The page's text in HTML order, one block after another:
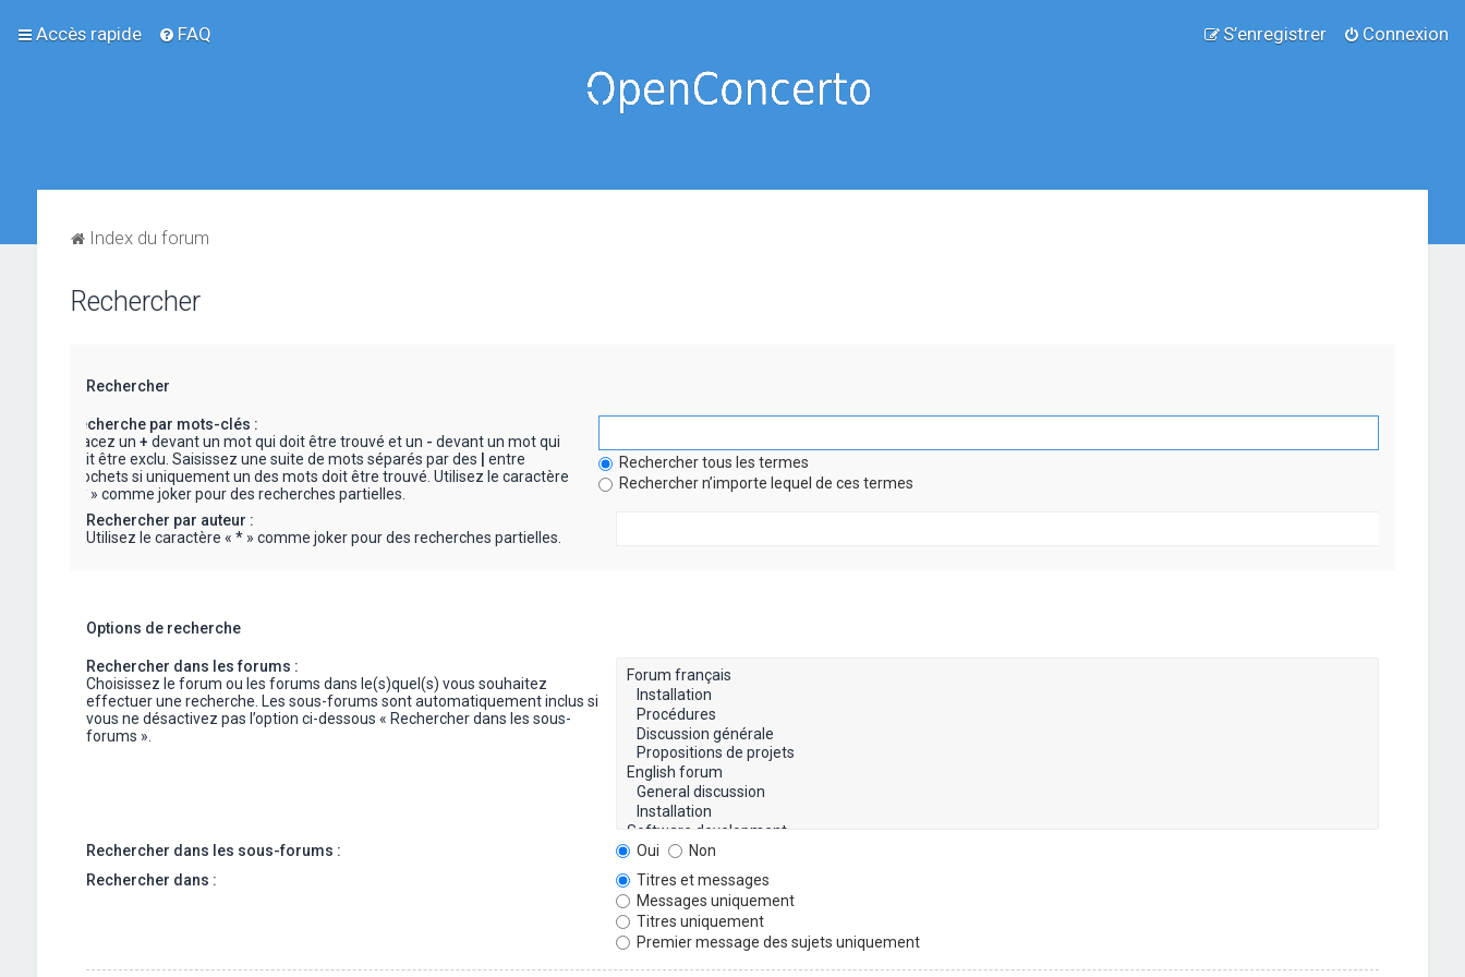
Accès rapide FAQ Connexion
S’enregistrer
Index du forum
Rechercher
Rechercher
Recherche par mots-clés :
Placez un + devant un mot qui doit être trouvé et un - devant un mot qui
doit être exclu. Saisissez une suite de mots séparés par des
entre
crochets si uniquement un des mots doit être trouvé. Utilisez le caractère
« * » comme joker pour des recherches partielles.
Rechercher tous les termes
Rechercher n’importe lequel de ces termes
Rechercher par auteur :
Utilisez le caractère « * » comme joker pour des recherches partielles.
Options de recherche
Rechercher dans les forums :
Choisissez le forum ou les forums dans le(s)quel(s) vous souhaitez
effectuer une recherche. Les sous-forums sont automatiquement inclus si
vous ne désactivez pas l’option ci-dessous « Rechercher dans les sous-
forums ».
Rechercher dans les sous-forums : Oui
Non
Rechercher dans :
Titres et messages
Messages uniquement
Titres uniquement
Premier message des sujets uniquement